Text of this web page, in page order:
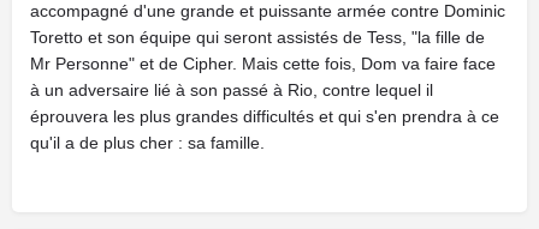
accompagné d'une grande et puissante armée contre Dominic
Toretto et son équipe qui seront assistés de Tess, "la fille de
Mr Personne" et de Cipher. Mais cette fois, Dom va faire face
à un adversaire lié à son passé à Rio, contre lequel il
éprouvera les plus grandes difficultés et qui s'en prendra à ce
qu'il a de plus cher : sa famille.